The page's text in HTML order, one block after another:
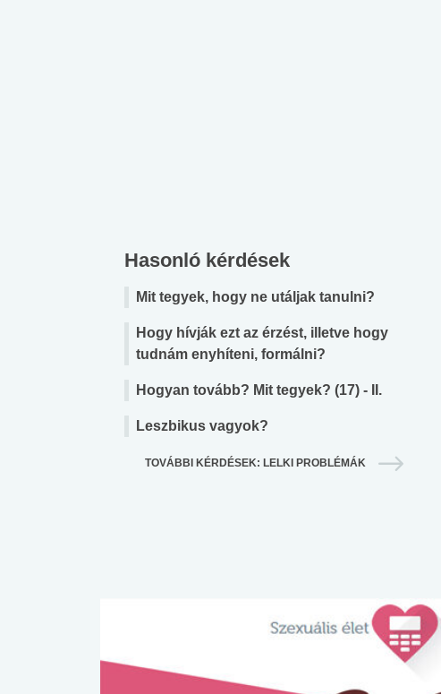
Hasonló kérdések
Mit tegyek, hogy ne utáljak tanulni?
Hogy hívják ezt az érzést, illetve hogy
tudnám enyhíteni, formálni?
Hogyan tovább? Mit tegyek? (17) - II.
Leszbikus vagyok?
TOVÁBBI KÉRDÉSEK: LELKI PROBLÉMÁK